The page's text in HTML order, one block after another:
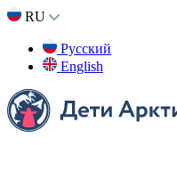
RU
Русский
English